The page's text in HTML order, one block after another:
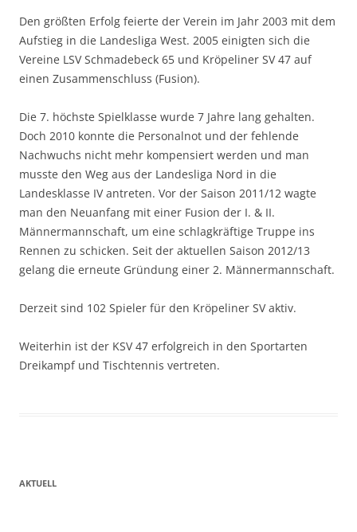
Den größten Erfolg feierte der Verein im Jahr 2003 mit dem
Aufstieg in die Landesliga West. 2005 einigten sich die
Vereine LSV Schmadebeck 65 und Kröpeliner SV 47 auf
einen Zusammenschluss (Fusion).
Die 7. höchste Spielklasse wurde 7 Jahre lang gehalten.
Doch 2010 konnte die Personalnot und der fehlende
Nachwuchs nicht mehr kompensiert werden und man
musste den Weg aus der Landesliga Nord in die
Landesklasse IV antreten. Vor der Saison 2011/12 wagte
man den Neuanfang mit einer Fusion der I. & II.
Männermannschaft, um eine schlagkräftige Truppe ins
Rennen zu schicken. Seit der aktuellen Saison 2012/13
gelang die erneute Gründung einer 2. Männermannschaft.
Derzeit sind 102 Spieler für den Kröpeliner SV aktiv.
Weiterhin ist der KSV 47 erfolgreich in den Sportarten
Dreikampf und Tischtennis vertreten.
AKTUELL